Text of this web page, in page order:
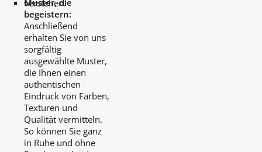
verstehen.
Muster, die
begeistern:
Anschließend
erhalten Sie von uns
sorgfältig
ausgewählte Muster,
die Ihnen einen
authentischen
Eindruck von Farben,
Texturen und
Qualität vermitteln.
So können Sie ganz
in Ruhe und ohne